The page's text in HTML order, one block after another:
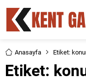
Anasayfa Etiket:
Etiket: